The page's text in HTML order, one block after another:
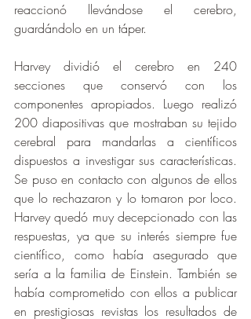
reaccionó llevándose el cerebro,
guardándolo en un táper.
Harvey dividió el cerebro en 240
secciones que conservó con los
componentes apropiados. Luego realizó
200 diapositivas que mostraban su tejido
cerebral para mandarlas a científicos
dispuestos a investigar sus características.
Se puso en contacto con algunos de ellos
que lo rechazaron y lo tomaron por loco.
Harvey quedó muy decepcionado con las
respuestas, ya que su interés siempre fue
científico, como había asegurado que
sería a la familia de Einstein. También se
había comprometido con ellos a publicar
en prestigiosas revistas los resultados de